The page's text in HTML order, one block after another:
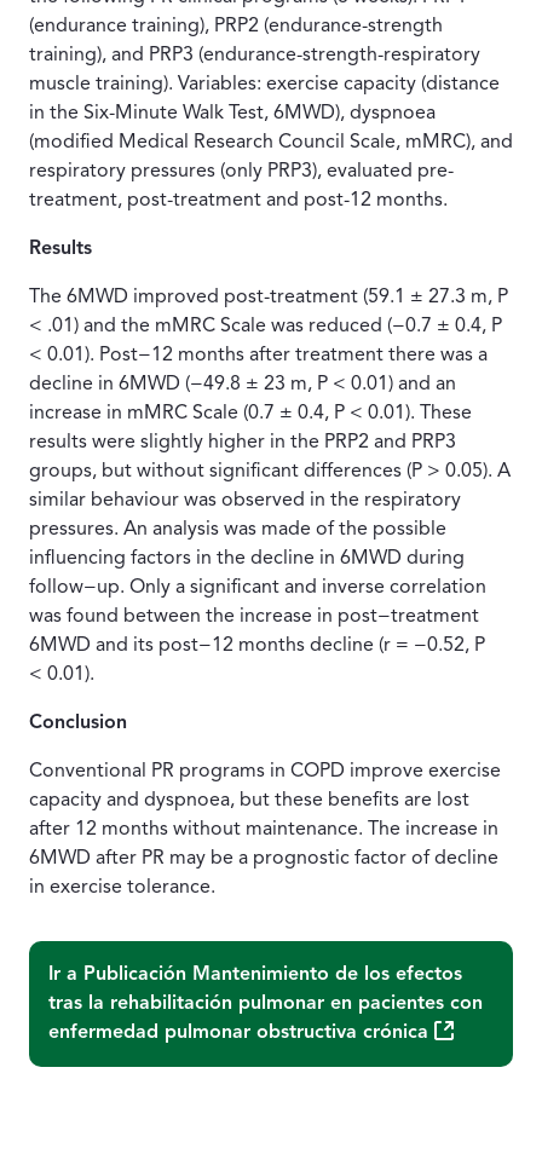
(endurance training), PRP2 (endurance-strength
training), and PRP3 (endurance-strength-respiratory
muscle training). Variables: exercise capacity (distance
in the Six-Minute Walk Test, 6MWD), dyspnoea
(modified Medical Research Council Scale, mMRC), and
respiratory pressures (only PRP3), evaluated pre-
treatment, post-treatment and post-12 months.
Results
The 6MWD improved post-treatment (59.1 ± 27.3 m, P
< .01) and the mMRC Scale was reduced (−0.7 ± 0.4, P
< 0.01). Post−12 months after treatment there was a
decline in 6MWD (−49.8 ± 23 m, P < 0.01) and an
increase in mMRC Scale (0.7 ± 0.4, P < 0.01). These
results were slightly higher in the PRP2 and PRP3
groups, but without significant differences (P > 0.05). A
similar behaviour was observed in the respiratory
pressures. An analysis was made of the possible
influencing factors in the decline in 6MWD during
follow−up. Only a significant and inverse correlation
was found between the increase in post−treatment
6MWD and its post−12 months decline (r = −0.52, P
< 0.01).
Conclusion
Conventional PR programs in COPD improve exercise
capacity and dyspnoea, but these benefits are lost
after 12 months without maintenance. The increase in
6MWD after PR may be a prognostic factor of decline
in exercise tolerance.
Ir a Publicación Mantenimiento de los efectos
tras la rehabilitación pulmonar en pacientes con
enfermedad pulmonar obstructiva crónica
(Abre una